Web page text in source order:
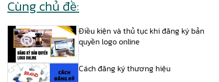
Cùng chủ đề:
Điều kiện và thủ tục khi đăng ký bản
quyền logo online
Cách đăng ký thương hiệu